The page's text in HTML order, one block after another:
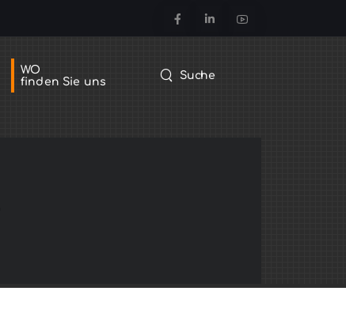
WO
finden Sie uns
Suche